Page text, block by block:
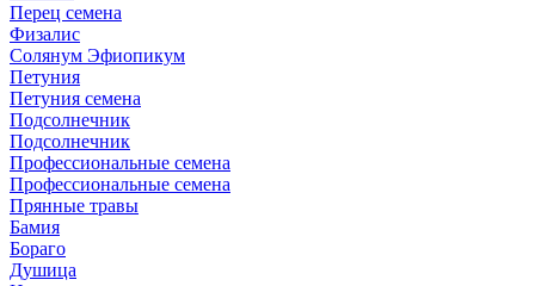
Перец семена
Физалис
Солянум Эфиопикум
Петуния
Петуния семена
Подсолнечник
Подсолнечник
Профессиональные семена
Профессиональные семена
Прянные травы
Бамия
Бораго
Душица